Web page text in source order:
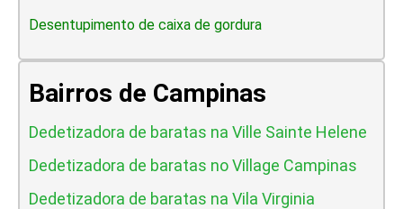
Desentupimento de caixa de gordura
Bairros de Campinas
Dedetizadora de baratas na Ville Sainte Helene
Dedetizadora de baratas no Village Campinas
Dedetizadora de baratas na Vila Virginia